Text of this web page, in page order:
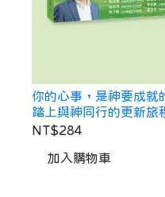
你的心事，是神要成就
踏上與神同行的更新旅
NT$284
加入購物車